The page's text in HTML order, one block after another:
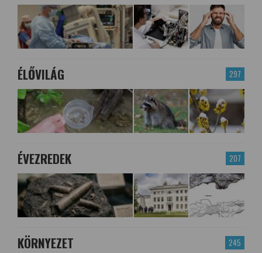
297
ÉLŐVILÁG
207
ÉVEZREDEK
245
KÖRNYEZET